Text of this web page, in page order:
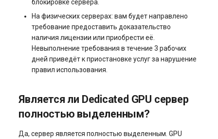
блокировке сервера.
На физических серверах: вам будет направлено
требование предоставить доказательство
наличия лицензии или приобрести её.
Невыполнение требования в течение 3 рабочих
дней приведёт к приостановке услуг за нарушение
правил использования.
Является ли Dedicated GPU сервер
полностью выделенным?
Да, сервер является полностью выделенным. GPU